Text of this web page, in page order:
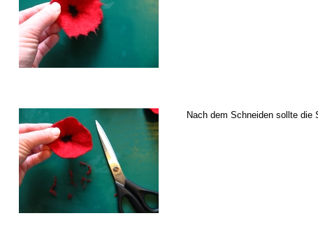
Nach dem Schneiden sollte die